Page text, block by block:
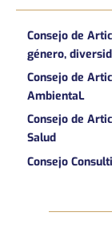
Consejo de
género,
Consejo de
AmbientaL
Consejo de
Salud
Consejo